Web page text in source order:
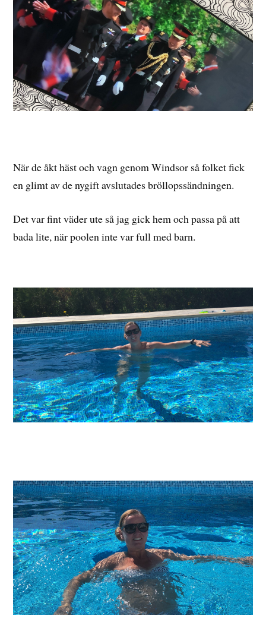
När de åkt häst och vagn genom Windsor så folket fick
en glimt av de nygift avslutades bröllopssändningen.
Det var fint väder ute så jag gick hem och passa på att
bada lite, när poolen inte var full med barn.